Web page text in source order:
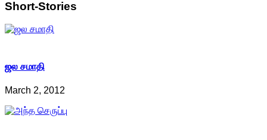
Short-Stories
ஜல சமாதி
March 2, 2012